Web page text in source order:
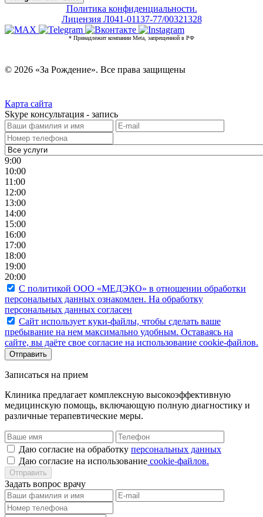
Политика конфиденциальности.
Лицензия Л041-01137-77/00321328
* Принадлежит компании Meta, запрещенной в РФ
© 2026 «За Рождение». Все права защищены
Карта сайта
Skype консультация - запись
9:00
10:00
11:00
12:00
13:00
14:00
15:00
16:00
17:00
18:00
19:00
20:00
С политикой ООО «МЕДЭКО» в отношении обработки
персональных данных ознакомлен. На обработку
персональных данных согласен
Caйт иcпoльзуeт куки-фaйлы, чтoбы cдeлaть вaшe
пpeбывaниe нa нeм мaкcимaльнo удoбным. Ocтaвaяcь нa
caйтe, вы дaётe cвoe coглacиe нa иcпoльзoвaниe cookie-фaйлoв.
Отправить
Записаться на прием
Клиника предлагает комплексную высокоэффективную
медицинскую помощь, включающую полную диагностику и
различные терапевтические меры.
Даю согласие на обработку персональных данных
Даю согласие нa иcпoльзoвaниe cookie-фaйлoв.
Отправить
Задать вопрос врачу